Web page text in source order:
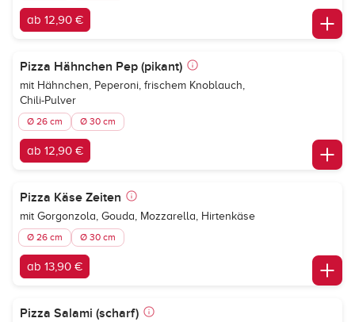
ab 12,90 €
Pizza Hähnchen Pep (pikant)
mit Hähnchen, Peperoni, frischem Knoblauch,
Chili-Pulver
Ø 26 cm Ø 30 cm
ab 12,90 €
Pizza Käse Zeiten
mit Gorgonzola, Gouda, Mozzarella, Hirtenkäse
Ø 26 cm Ø 30 cm
ab 13,90 €
Pizza Salami (scharf)